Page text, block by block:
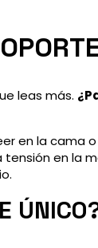
leas más.
en la cama o
tensión en la